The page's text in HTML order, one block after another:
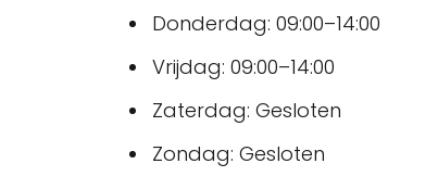
Donderdag: 09:00–14:00
Vrijdag: 09:00–14:00
Zaterdag: Gesloten
Zondag: Gesloten